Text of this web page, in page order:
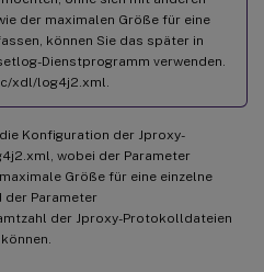
der maximalen Größe für eine
können Sie das später in
Dienstprogramm verwenden.
xdl/log4j2.xml.
Konfiguration der Jproxy-
wobei der Parameter
Größe für eine einzelne
Parameter
der Jproxy-Protokolldateien